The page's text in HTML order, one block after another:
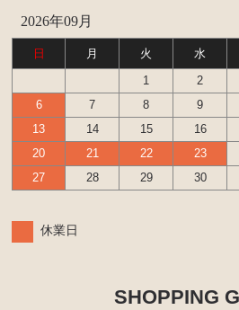
2026年09月
日 月 火 水
1
2
6
7 8 9
13
14 15 16
20
21 22 23
27
28 29 30
休業日
SHOPPING